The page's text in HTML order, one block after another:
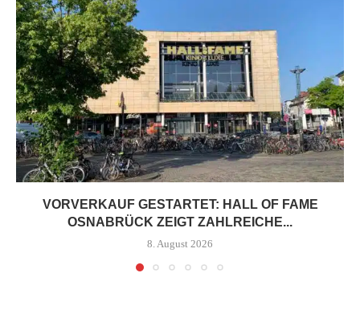
VORVERKAUF GESTARTET: HALL OF FAME
OSNABRÜCK ZEIGT ZAHLREICHE...
8. August 2026